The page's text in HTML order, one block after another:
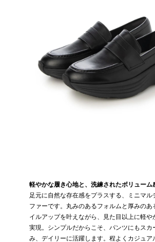
軽やかな履き心地と、洗練されたボリューム
足元に自然な存在感をプラスする、ミニマル
ファーです。丸みのあるフォルムと厚みのあ
イルアップを叶えながら、見た目以上に軽や
実現。シンプルだからこそ、パンツにもスカ
み、デイリーに活躍します。程よくカジュア